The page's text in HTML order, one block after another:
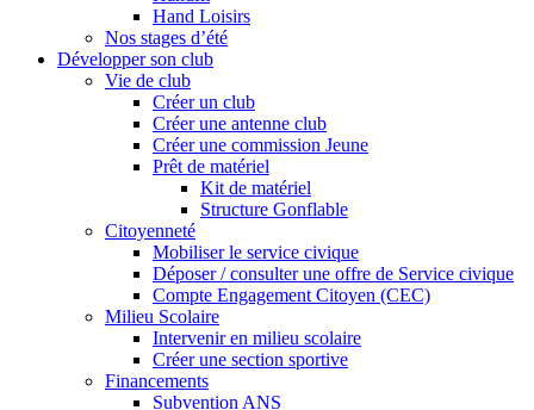
Hand Loisirs
Nos stages d’été
Développer son club
Vie de club
Créer un club
Créer une antenne club
Créer une commission Jeune
Prêt de matériel
Kit de matériel
Structure Gonflable
Citoyenneté
Mobiliser le service civique
Déposer / consulter une offre de Service civique
Compte Engagement Citoyen (CEC)
Milieu Scolaire
Intervenir en milieu scolaire
Créer une section sportive
Financements
Subvention ANS